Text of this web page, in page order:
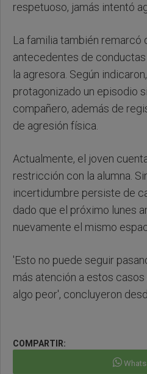
respetuoso, jamás intentó
La familia también remarcó
antecedentes de
la agresora. Según
protagonizado un episodio
compañero, además de
de agresión física.
Actualmente, el joven
restricción con la alumna.
incertidumbre persiste de
dado que el próximo lunes
nuevamente el mismo
'Esto no puede seguir
más atención a estos
algo peor', concluyeron
COMPARTIR: